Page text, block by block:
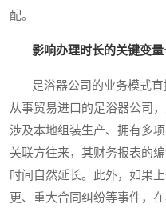
配。
影响办理时长的关键变
足浴器公司的业务模式直
从事贸易进口的足浴器公司
涉及本地组装生产、拥有多
关联方往来，其财务报表的
时间自然延长。此外，如果
更、重大合同纠纷等事件，